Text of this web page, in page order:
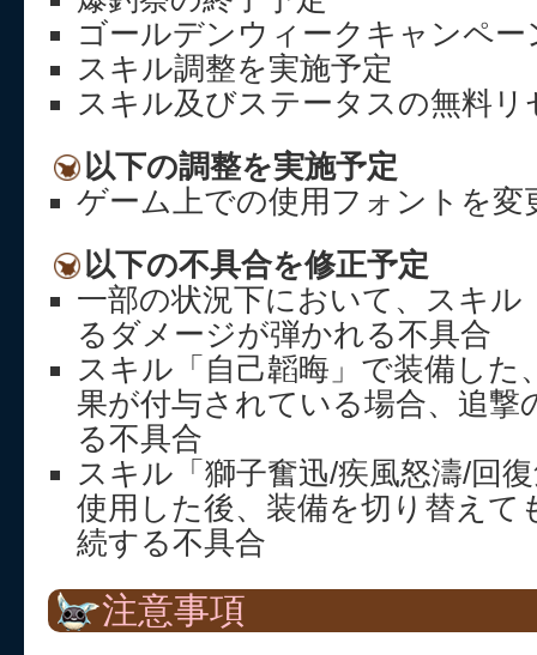
ゴールデンウィークキャンペー
スキル調整を実施予定
スキル及びステータスの無料リ
以下の調整を実施予定
ゲーム上での使用フォントを変
以下の不具合を修正予定
一部の状況下において、スキル
るダメージが弾かれる不具合
スキル「自己韜晦」で装備した
果が付与されている場合、追撃
る不具合
スキル「獅子奮迅/疾風怒濤/回
使用した後、装備を切り替えて
続する不具合
注意事項